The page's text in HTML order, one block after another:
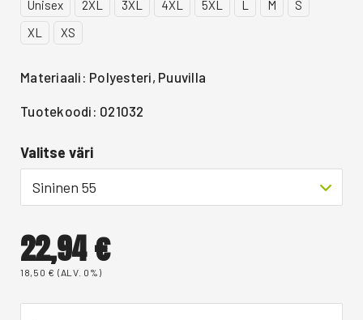
Unisex 2XL 3XL 4XL 5XL L M
S
XL
XS
Materiaali: Polyesteri, Puuvilla
Tuotekoodi: 021032
Valitse väri
Sininen 55
22,94€
18,50 € (ALV. 0%)